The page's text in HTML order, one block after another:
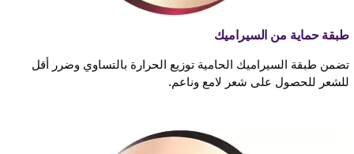
طبقة حماية من السيراميك
تضمن طبقة السيراميك الحامية توزيع الحرارة بالتساوي وضرر أقل
للشعر للحصول على شعر لامع وناعم.